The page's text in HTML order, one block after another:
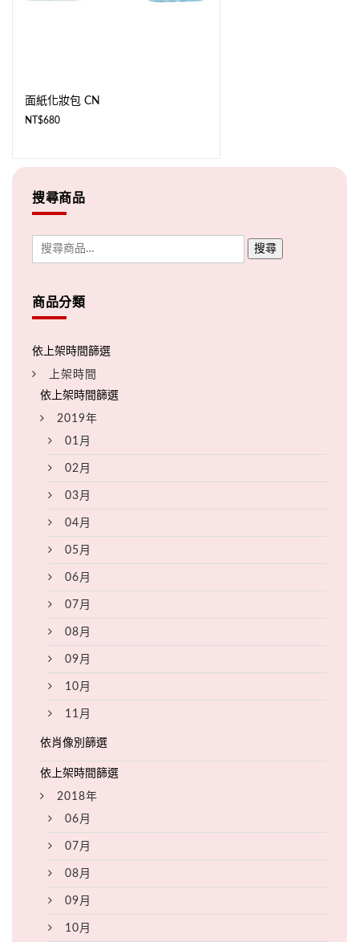
面紙化妝包 CN
NT$680
搜尋商品
搜尋
商品分類
上架時間
2019年
01月
02月
03月
04月
05月
06月
07月
08月
09月
10月
11月
2018年
06月
07月
08月
09月
10月